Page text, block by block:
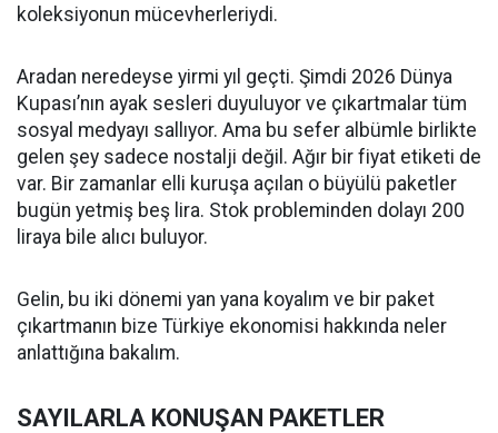
koleksiyonun mücevherleriydi.
Aradan neredeyse yirmi yıl geçti. Şimdi 2026 Dünya
Kupası’nın ayak sesleri duyuluyor ve çıkartmalar tüm
sosyal medyayı sallıyor. Ama bu sefer albümle birlikte
gelen şey sadece nostalji değil. Ağır bir fiyat etiketi de
var. Bir zamanlar elli kuruşa açılan o büyülü paketler
bugün yetmiş beş lira. Stok probleminden dolayı 200
liraya bile alıcı buluyor.
Gelin, bu iki dönemi yan yana koyalım ve bir paket
çıkartmanın bize Türkiye ekonomisi hakkında neler
anlattığına bakalım.
SAYILARLA KONUŞAN PAKETLER